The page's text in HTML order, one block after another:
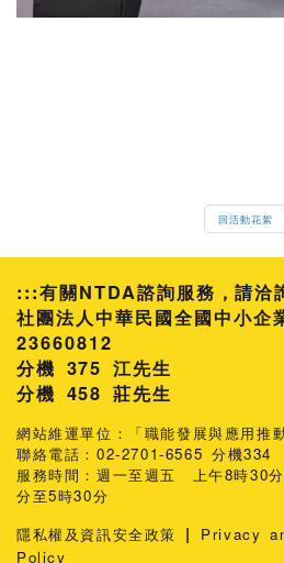
回活動花絮
:::有關NTDA諮詢服務，請洽
社團法人中華民國全國中小企
23660812
分機 375 江先生
458 莊先生
網站維運單位：「職能發展與應用推
聯絡電話：02-2701-6565 分機334
服務時間：週一至週五 上午8時30
分至5時30分
隱私權及資訊安全政策 |
Privacy
Policy